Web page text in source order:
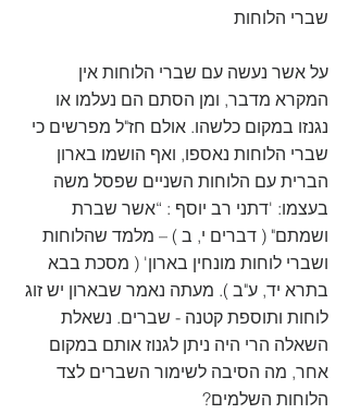
שברי הלוחות
על אשר נעשה עם שברי הלוחות אין
המקרא מדבר, ומן הסתם הם נעלמו או
נגנזו במקום כלשהו. אולם חז"ל מפרשים כי
שברי הלוחות נאספו, ואף הושמו בארון
הברית עם הלוחות השניים שפסל משה
בעצמו: 'דתני רב יוסף : “אשר שברת
ושמתם" ( דברים י, ב ) – מלמד שהלוחות
ושברי לוחות מונחין בארון' ( מסכת בבא
בתרא יד, ע"ב ). מעתה נאמר שבארון יש זוג
לוחות ותוספת קטנה - שברים. נשאלת
השאלה הרי היה ניתן לגנוז אותם במקום
אחר, מה הסיבה לשימור השברים לצד
הלוחות השלמים?